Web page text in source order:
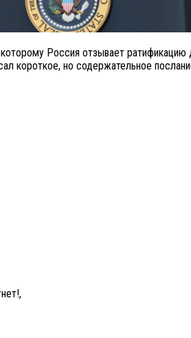
Россия отзывает
короткое, но содержательное